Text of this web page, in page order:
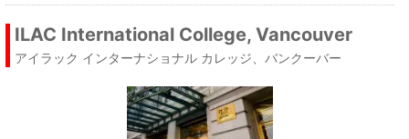
ILAC International College, Vancouver
アイラック インターナショナル カレッジ、バンクーバー